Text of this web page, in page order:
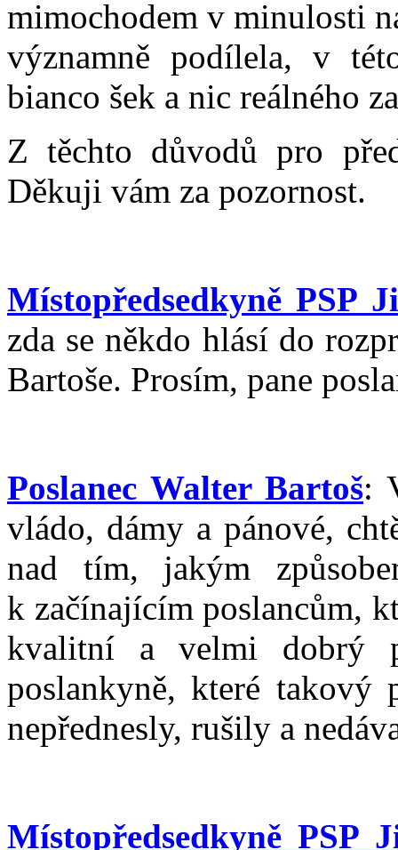
mimochodem v minulosti
významně podílela, v
bianco šek a nic reálného
Z těchto důvodů pro
Děkuji vám za pozornost.
Místopředsedkyně PSP
zda se někdo hlásí do
Bartoše. Prosím, pane
Poslanec Walter Bartoš:
vládo, dámy a pánové,
nad tím, jakým
k začínajícím poslancům,
kvalitní a velmi dobrý
poslankyně, které takový
nepřednesly, rušily a
Místopředsedkyně PSP